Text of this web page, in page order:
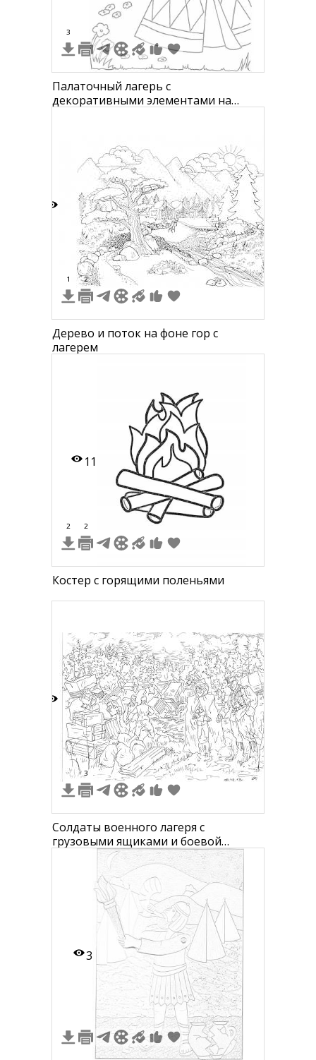
3
Палаточный лагерь с
декоративными элементами на
1 2
Дерево и поток на фоне гор с
лагерем
11
2 2
Костер с горящими поленьями
3
Солдаты военного лагеря с
грузовыми ящиками и боевой
техникой на фоне леса
3